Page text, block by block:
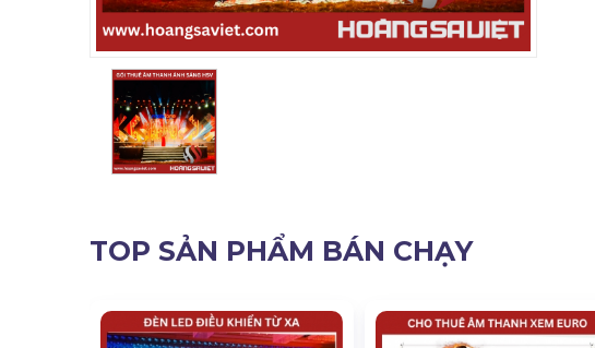
TOP SẢN PHẨM BÁN CHẠY